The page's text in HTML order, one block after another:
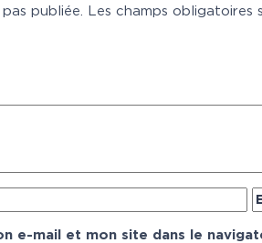
publiée.
Les champs obligatoires
e-mail et mon site dans le